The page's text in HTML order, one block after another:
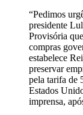
“Pedimos
presidente
Provisória
compras
estabelece
preservar
pela tarifa de
Estados
imprensa,